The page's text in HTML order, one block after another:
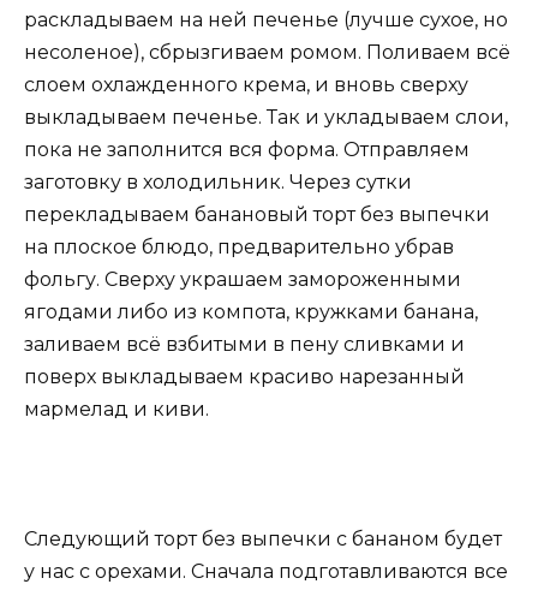
раскладываем на ней печенье (лучше сухое, но
несоленое), сбрызгиваем ромом. Поливаем всё
слоем охлажденного крема, и вновь сверху
выкладываем печенье. Так и укладываем слои,
пока не заполнится вся форма. Отправляем
заготовку в холодильник. Через сутки
перекладываем банановый торт без выпечки
на плоское блюдо, предварительно убрав
фольгу. Сверху украшаем замороженными
ягодами либо из компота, кружками банана,
заливаем всё взбитыми в пену сливками и
поверх выкладываем красиво нарезанный
мармелад и киви.
Следующий торт без выпечки с бананом будет
у нас с орехами. Сначала подготавливаются все